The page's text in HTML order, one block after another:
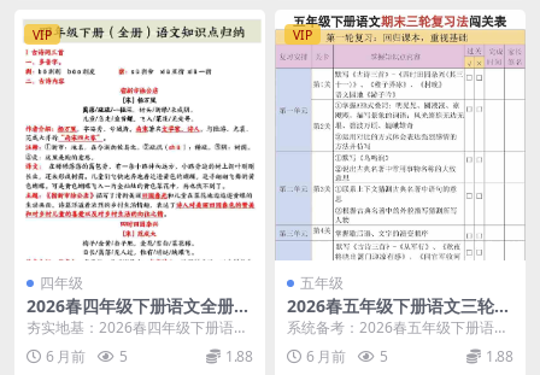
VIP
四年级
2026春四年级下册语文全册知
识点归纳同步复习提分电子版
夯实地基：2026春四年级下册语文
全册知识点归纳精华解析 大家好，
我是学科星。进...
6 月前 5 1.88
VIP
五年级
2026春五年级下册语文三轮复
习法专项提分指南同步电子版
系统备考：2026春五年级下册语文
三轮复习法核心解析 大家好，我是
学科星。临近期...
6 月前 5 1.88